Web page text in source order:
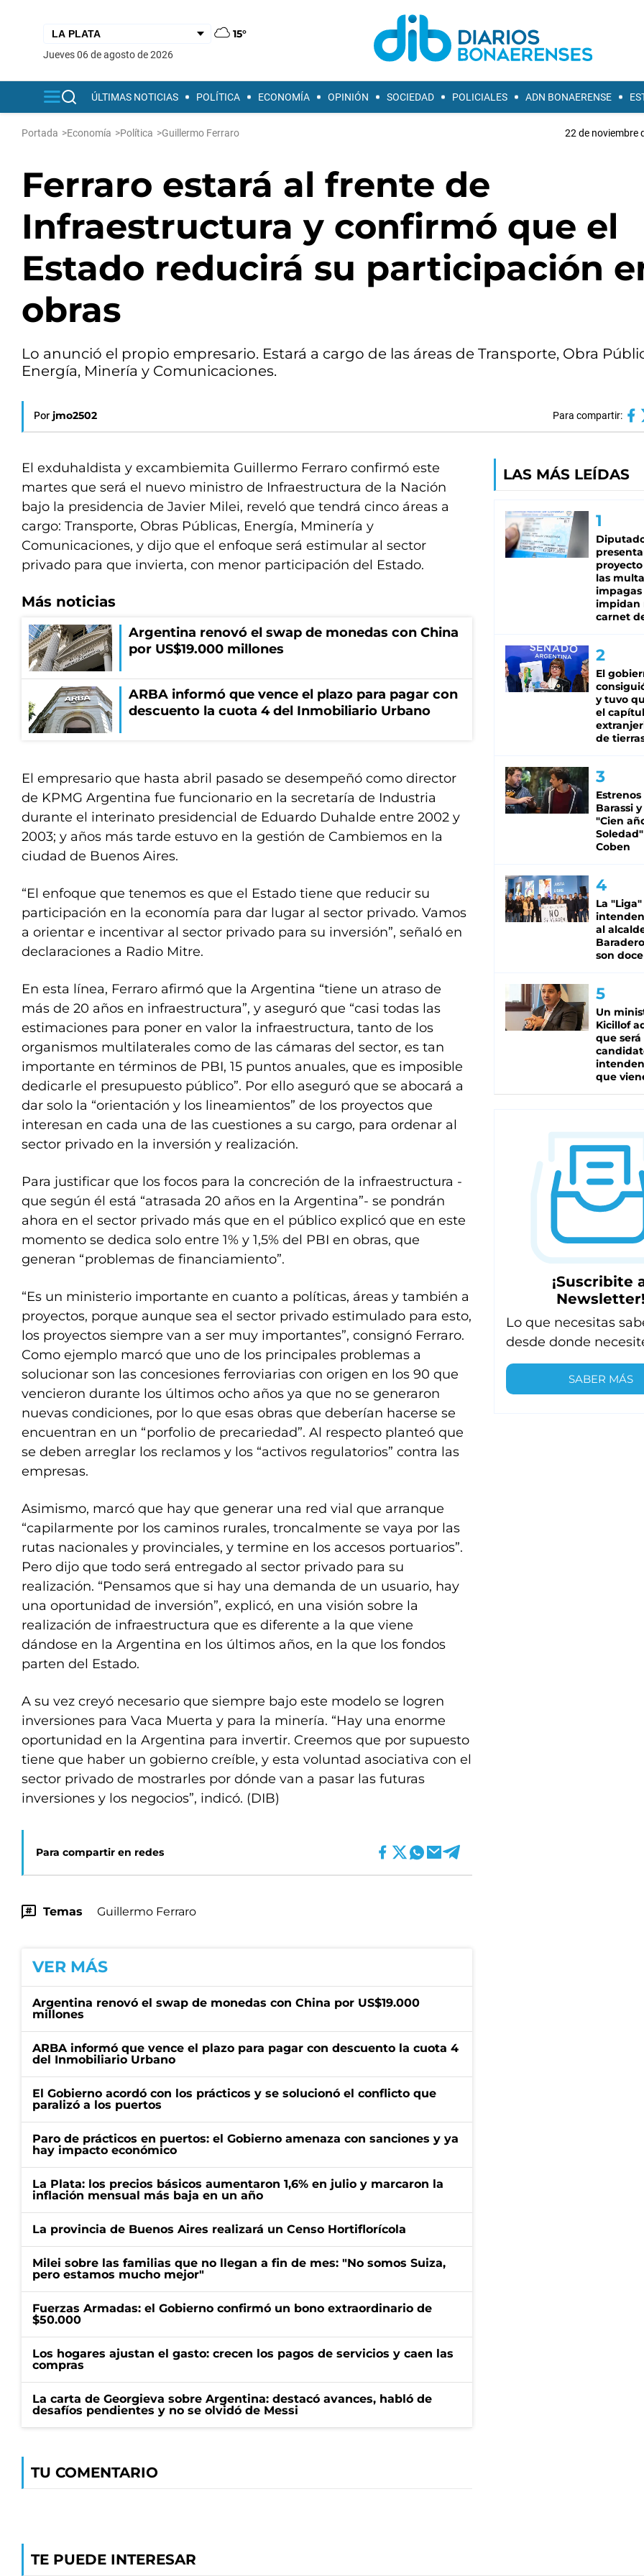
15°
jueves 06 de agosto de 2026
ÚLTIMAS NOTICIAS POLÍTICA ECONOMÍA OPINIÓN SOCIEDAD POLICIALES ADN BONAERENSE
Portada >Economía >Política >Guillermo Ferraro 22 de noviembre
Ferraro estará al frente de
Infraestructura y confirmó que el
Estado reducirá su participación
obras
Lo anunció el propio empresario. Estará a cargo de las áreas de Transporte, Obra
Energía, Minería y Comunicaciones.
Por jmo2502 Para compartir:
El exduhaldista y excambiemita Guillermo Ferraro confirmó este
martes que será el nuevo ministro de Infraestructura de la Nación
bajo la presidencia de Javier Milei, reveló que tendrá cinco áreas a
cargo: Transporte, Obras Públicas, Energía, Mminería y
Comunicaciones, y dijo que el enfoque será estimular al sector
privado para que invierta, con menor participación del Estado.
Más noticias
Argentina renovó el swap de monedas con China
por US$19.000 millones
ARBA informó que vence el plazo para pagar con
descuento la cuota 4 del Inmobiliario Urbano
El empresario que hasta abril pasado se desempeñó como director
de KPMG Argentina fue funcionario en la secretaría de Industria
durante el interinato presidencial de Eduardo Duhalde entre 2002 y
2003; y años más tarde estuvo en la gestión de Cambiemos en la
ciudad de Buenos Aires.
“El enfoque que tenemos es que el Estado tiene que reducir su
participación en la economía para dar lugar al sector privado. Vamos
a orientar e incentivar al sector privado para su inversión”, señaló en
declaraciones a Radio Mitre.
En esta línea, Ferraro afirmó que la Argentina “tiene un atraso de
más de 20 años en infraestructura”, y aseguró que “casi todas las
estimaciones para poner en valor la infraestructura, tanto de los
organismos multilaterales como de las cámaras del sector, es tan
importante en términos de PBI, 15 puntos anuales, que es imposible
dedicarle el presupuesto público”. Por ello aseguró que se abocará a
dar solo la “orientación y los lineamientos” de los proyectos que
interesan en cada una de las cuestiones a su cargo, para ordenar al
sector privado en la inversión y realización.
Para justificar que los focos para la concreción de la infraestructura -
que según él está “atrasada 20 años en la Argentina”- se pondrán
ahora en el sector privado más que en el público explicó que en este
momento se dedica solo entre 1% y 1,5% del PBI en obras, que
generan “problemas de financiamiento”.
“Es un ministerio importante en cuanto a políticas, áreas y también a
proyectos, porque aunque sea el sector privado estimulado para esto,
los proyectos siempre van a ser muy importantes”, consignó Ferraro.
Como ejemplo marcó que uno de los principales problemas a
solucionar son las concesiones ferroviarias con origen en los 90 que
vencieron durante los últimos ocho años ya que no se generaron
nuevas condiciones, por lo que esas obras que deberían hacerse se
encuentran en un “porfolio de precariedad”. Al respecto planteó que
se deben arreglar los reclamos y los “activos regulatorios” contra las
empresas.
Asimismo, marcó que hay que generar una red vial que arranque
“capilarmente por los caminos rurales, troncalmente se vaya por las
rutas nacionales y provinciales, y termine en los accesos portuarios”.
Pero dijo que todo será entregado al sector privado para su
realización. “Pensamos que si hay una demanda de un usuario, hay
una oportunidad de inversión”, explicó, en una visión sobre la
realización de infraestructura que es diferente a la que viene
dándose en la Argentina en los últimos años, en la que los fondos
parten del Estado.
A su vez creyó necesario que siempre bajo este modelo se logren
inversiones para Vaca Muerta y para la minería. “Hay una enorme
oportunidad en la Argentina para invertir. Creemos que por supuesto
tiene que haber un gobierno creíble, y esta voluntad asociativa con el
sector privado de mostrarles por dónde van a pasar las futuras
inversiones y los negocios”, indicó. (DIB)
Para compartir en redes
Temas Guillermo Ferraro
VER MÁS
Argentina renovó el swap de monedas con China por US$19.000
millones
ARBA informó que vence el plazo para pagar con descuento la cuota 4
del Inmobiliario Urbano
El Gobierno acordó con los prácticos y se solucionó el conflicto que
paralizó a los puertos
Paro de prácticos en puertos: el Gobierno amenaza con sanciones y ya
hay impacto económico
La Plata: los precios básicos aumentaron 1,6% en julio y marcaron la
inflación mensual más baja en un año
La provincia de Buenos Aires realizará un Censo Hortiflorícola
Milei sobre las familias que no llegan a fin de mes: "No somos Suiza,
pero estamos mucho mejor"
Fuerzas Armadas: el Gobierno confirmó un bono extraordinario de
$50.000
Los hogares ajustan el gasto: crecen los pagos de servicios y caen las
compras
La carta de Georgieva sobre Argentina: destacó avances, habló de
desafíos pendientes y no se olvidó de Messi
TU COMENTARIO
LAS MÁS LEÍDAS
las
impagas
impidan
carnet
El
y tuvo
el
de
Estrenos
Barassi
"Cien
Coben
La
al
son doce
Un
Kicillof
que será
que
¡Suscribite
Newsletter!
Lo que necesitas
desde donde
SABER MÁS
TE PUEDE INTERESAR